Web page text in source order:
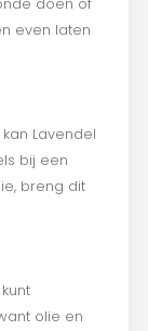
doen of
even laten
Lavendel
bij een
breng dit
olie en